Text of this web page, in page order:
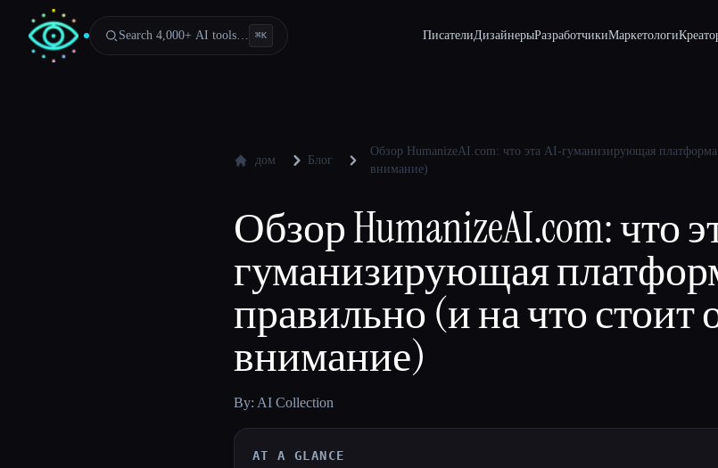
Search 4,000+ AI tools… ⌘K ПисателиДизайнерыРазработчикиМаркетологи
дом Блог
Обзор HumanizeAI.com: что эта AI-гуманизирующая платформа
внимание)
Обзор HumanizeAI.com: что
гуманизирующая
правильно (и на что стоит
внимание)
By: AI Collection
AT A GLANCE